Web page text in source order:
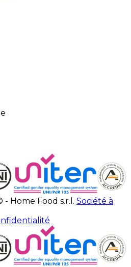
Home Food s.r.l. Société à